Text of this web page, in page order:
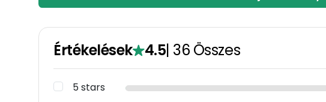
Értékelések 4.5| 36 Összes
5 stars